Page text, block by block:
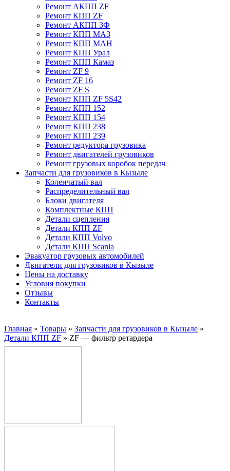
Ремонт АКПП ZF
Ремонт КПП ZF
Ремонт АКПП ЗФ
Ремонт КПП МАЗ
Ремонт КПП МАН
Ремонт КПП Урал
Ремонт КПП Камаз
Ремонт ZF 9
Ремонт ZF 16
Ремонт ZF S
Ремонт КПП ZF 5S42
Ремонт КПП 152
Ремонт КПП 154
Ремонт КПП 238
Ремонт КПП 239
Ремонт редуктора грузовика
Ремонт двигателей грузовиков
Ремонт грузовых коробок передач
Запчасти для грузовиков в Кызыле
Коленчатый вал
Распределительный вал
Блоки двигателя
Комплектные КПП
Детали сцепления
Детали КПП ZF
Детали КПП Volvo
Детали КПП Scania
Эвакуатор грузовых автомобилей
Двигатели для грузовиков в Кызыле
Цены на доставку
Условия покупки
Отзывы
Контакты
Главная » Товары » Запчасти для грузовиков в Кызыле »
Детали КПП ZF » ZF — фильтр ретардера